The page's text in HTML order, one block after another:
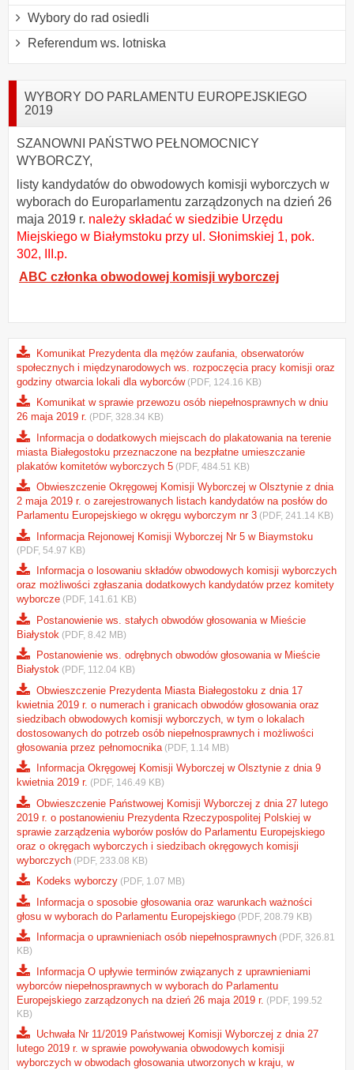
Wybory do rad osiedli
Referendum ws. lotniska
WYBORY DO PARLAMENTU EUROPEJSKIEGO
2019
SZANOWNI PAŃSTWO PEŁNOMOCNICY
WYBORCZY,
listy kandydatów do obwodowych komisji wyborczych w
wyborach do Europarlamentu zarządzonych na dzień 26
maja 2019 r. należy składać w siedzibie Urzędu
Miejskiego w Białymstoku przy ul. Słonimskiej 1, pok.
302, III.p.
ABC członka obwodowej komisji wyborczej
Komunikat Prezydenta dla mężów zaufania, obserwatorów
społecznych i międzynarodowych ws. rozpoczęcia pracy komisji oraz
godziny otwarcia lokali dla wyborców (PDF, 124.16 KB)
Komunikat w sprawie przewozu osób niepełnosprawnych w dniu
26 maja 2019 r. (PDF, 328.34 KB)
Informacja o dodatkowych miejscach do plakatowania na terenie
miasta Białegostoku przeznaczone na bezpłatne umieszczanie
plakatów komitetów wyborczych 5 (PDF, 484.51 KB)
Obwieszczenie Okręgowej Komisji Wyborczej w Olsztynie z dnia
2 maja 2019 r. o zarejestrowanych listach kandydatów na posłów do
Parlamentu Europejskiego w okręgu wyborczym nr 3 (PDF, 241.14 KB)
Informacja Rejonowej Komisji Wyborczej Nr 5 w Biaymstoku
(PDF, 54.97 KB)
Informacja o losowaniu składów obwodowych komisji wyborczych
oraz możliwości zgłaszania dodatkowych kandydatów przez komitety
wyborcze (PDF, 141.61 KB)
Postanowienie ws. stałych obwodów głosowania w Mieście
Białystok (PDF, 8.42 MB)
Postanowienie ws. odrębnych obwodów głosowania w Mieście
Białystok (PDF, 112.04 KB)
Obwieszczenie Prezydenta Miasta Białegostoku z dnia 17
kwietnia 2019 r. o numerach i granicach obwodów głosowania oraz
siedzibach obwodowych komisji wyborczych, w tym o lokalach
dostosowanych do potrzeb osób niepełnosprawnych i możliwości
głosowania przez pełnomocnika (PDF, 1.14 MB)
Informacja Okręgowej Komisji Wyborczej w Olsztynie z dnia 9
kwietnia 2019 r. (PDF, 146.49 KB)
Obwieszczenie Państwowej Komisji Wyborczej z dnia 27 lutego
2019 r. o postanowieniu Prezydenta Rzeczypospolitej Polskiej w
sprawie zarządzenia wyborów posłów do Parlamentu Europejskiego
oraz o okręgach wyborczych i siedzibach okręgowych komisji
wyborczych (PDF, 233.08 KB)
Kodeks wyborczy (PDF, 1.07 MB)
Informacja o sposobie głosowania oraz warunkach ważności
głosu w wyborach do Parlamentu Europejskiego (PDF, 208.79 KB)
Informacja o uprawnieniach osób niepełnosprawnych (PDF, 326.81
KB)
Informacja O upływie terminów związanych z uprawnieniami
wyborców niepełnosprawnych w wyborach do Parlamentu
Europejskiego zarządzonych na dzień 26 maja 2019 r. (PDF, 199.52
KB)
Uchwała Nr 11/2019 Państwowej Komisji Wyborczej z dnia 27
lutego 2019 r. w sprawie powoływania obwodowych komisji
wyborczych w obwodach głosowania utworzonych w kraju, w